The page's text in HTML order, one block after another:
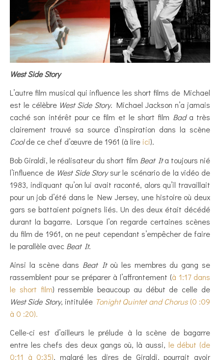
West Side Story
L’autre film musical qui influence les short films de Michael
est le célèbre West Side Story. Michael Jackson n’a jamais
caché son intérêt pour ce film et le short film Bada très
clairement trouvé sa source d’inspiration dans la scène
Coolde ce chef d’œuvre de 1961 (à lire ici).
Bob Giraldi, le réalisateur du short film Beat Ita toujours nié
l’influence de West Side Storysur le scénario de la vidéo de
1983, indiquant qu’on lui avait raconté, alors qu’il travaillait
pour un job d’été dans le New Jersey, une histoire où deux
gars se battaient poignets liés. Un des deux était décédé
durant la bagarre. Lorsque l’on regarde certaines scènes
du film de 1961, on ne peut cependant s’empêcher de faire
le parallèle avec Beat It.
Ainsi la scène dans Beat Itoù les membres du gang se
rassemblent pour se préparer à l’affrontement (à 1:17 dans
le short film) ressemble beaucoup au début de celle de
West Side Story, intitulée Tonight Quintet and Chorus(0 :09
à 0 :20).
Celle-ci est d’ailleurs le prélude à la scène de bagarre
entre les chefs des deux gangs où, là aussi, le début (de
0:11 à 0:35), malgré les dires de Giraldi, pourrait avoir